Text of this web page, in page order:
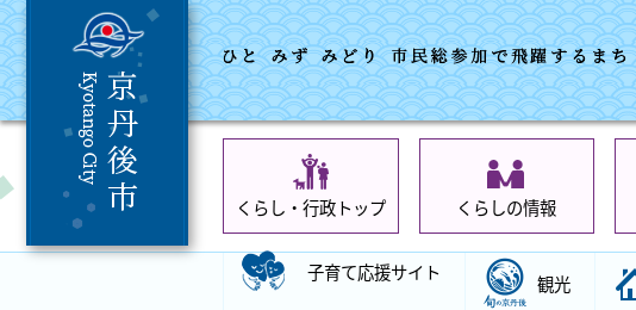
くらし・行政トップ くらしの情報
子育て応援サイト 観光